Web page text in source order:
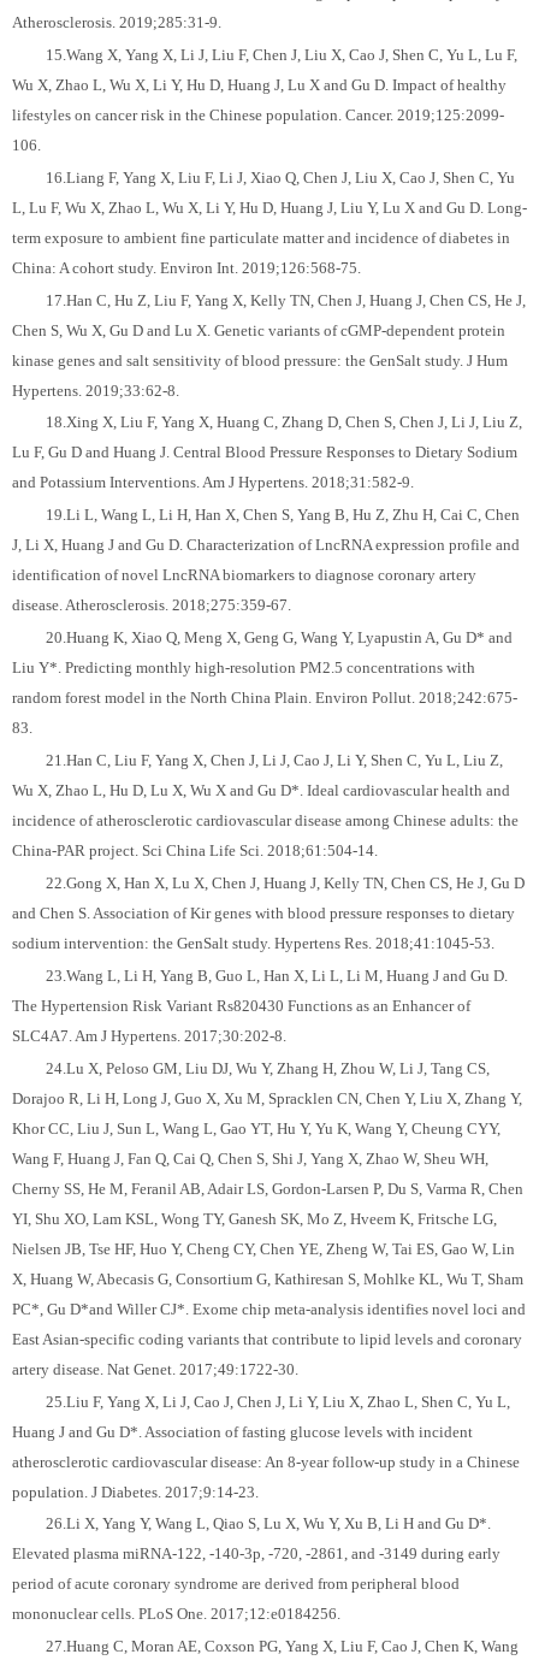
Atherosclerosis. 2019;285:31-9.
15.Wang X, Yang X, Li J, Liu F, Chen J, Liu X, Cao J, Shen C, Yu L, Lu F,
Wu X, Zhao L, Wu X, Li Y, Hu D, Huang J, Lu X and Gu D. Impact of healthy
lifestyles on cancer risk in the Chinese population. Cancer. 2019;125:2099-
106.
16.Liang F, Yang X, Liu F, Li J, Xiao Q, Chen J, Liu X, Cao J, Shen C, Yu
L, Lu F, Wu X, Zhao L, Wu X, Li Y, Hu D, Huang J, Liu Y, Lu X and Gu D. Long-
term exposure to ambient fine particulate matter and incidence of diabetes in
China: A cohort study. Environ Int. 2019;126:568-75.
17.Han C, Hu Z, Liu F, Yang X, Kelly TN, Chen J, Huang J, Chen CS, He J,
Chen S, Wu X, Gu D and Lu X. Genetic variants of cGMP-dependent protein
kinase genes and salt sensitivity of blood pressure: the GenSalt study. J Hum
Hypertens. 2019;33:62-8.
18.Xing X, Liu F, Yang X, Huang C, Zhang D, Chen S, Chen J, Li J, Liu Z,
Lu F, Gu D and Huang J. Central Blood Pressure Responses to Dietary Sodium
and Potassium Interventions. Am J Hypertens. 2018;31:582-9.
19.Li L, Wang L, Li H, Han X, Chen S, Yang B, Hu Z, Zhu H, Cai C, Chen
J, Li X, Huang J and Gu D. Characterization of LncRNA expression profile and
identification of novel LncRNA biomarkers to diagnose coronary artery
disease. Atherosclerosis. 2018;275:359-67.
20.Huang K, Xiao Q, Meng X, Geng G, Wang Y, Lyapustin A, Gu D* and
Liu Y*. Predicting monthly high-resolution PM2.5 concentrations with
random forest model in the North China Plain. Environ Pollut. 2018;242:675-
83.
21.Han C, Liu F, Yang X, Chen J, Li J, Cao J, Li Y, Shen C, Yu L, Liu Z,
Wu X, Zhao L, Hu D, Lu X, Wu X and Gu D*. Ideal cardiovascular health and
incidence of atherosclerotic cardiovascular disease among Chinese adults: the
China-PAR project. Sci China Life Sci. 2018;61:504-14.
22.Gong X, Han X, Lu X, Chen J, Huang J, Kelly TN, Chen CS, He J, Gu D
and Chen S. Association of Kir genes with blood pressure responses to dietary
sodium intervention: the GenSalt study. Hypertens Res. 2018;41:1045-53.
23.Wang L, Li H, Yang B, Guo L, Han X, Li L, Li M, Huang J and Gu D.
The Hypertension Risk Variant Rs820430 Functions as an Enhancer of
SLC4A7. Am J Hypertens. 2017;30:202-8.
24.Lu X, Peloso GM, Liu DJ, Wu Y, Zhang H, Zhou W, Li J, Tang CS,
Dorajoo R, Li H, Long J, Guo X, Xu M, Spracklen CN, Chen Y, Liu X, Zhang Y,
Khor CC, Liu J, Sun L, Wang L, Gao YT, Hu Y, Yu K, Wang Y, Cheung CYY,
Wang F, Huang J, Fan Q, Cai Q, Chen S, Shi J, Yang X, Zhao W, Sheu WH,
Cherny SS, He M, Feranil AB, Adair LS, Gordon-Larsen P, Du S, Varma R, Chen
YI, Shu XO, Lam KSL, Wong TY, Ganesh SK, Mo Z, Hveem K, Fritsche LG,
Nielsen JB, Tse HF, Huo Y, Cheng CY, Chen YE, Zheng W, Tai ES, Gao W, Lin
X, Huang W, Abecasis G, Consortium G, Kathiresan S, Mohlke KL, Wu T, Sham
PC*, Gu D*and Willer CJ*. Exome chip meta-analysis identifies novel loci and
East Asian-specific coding variants that contribute to lipid levels and coronary
artery disease. Nat Genet. 2017;49:1722-30.
25.Liu F, Yang X, Li J, Cao J, Chen J, Li Y, Liu X, Zhao L, Shen C, Yu L,
Huang J and Gu D*. Association of fasting glucose levels with incident
atherosclerotic cardiovascular disease: An 8-year follow-up study in a Chinese
population. J Diabetes. 2017;9:14-23.
26.Li X, Yang Y, Wang L, Qiao S, Lu X, Wu Y, Xu B, Li H and Gu D*.
Elevated plasma miRNA-122, -140-3p, -720, -2861, and -3149 during early
period of acute coronary syndrome are derived from peripheral blood
mononuclear cells. PLoS One. 2017;12:e0184256.
27.Huang C, Moran AE, Coxson PG, Yang X, Liu F, Cao J, Chen K, Wang